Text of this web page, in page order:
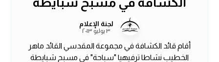
لجنة الإعلام
٣ يوليو ٢٠١٣
أقام قائد الكشافة في مجموعة المقدسي القائد ماهر
الخطيب نشاطا ترفيهيا "سباحة" في مسبح شبايطة